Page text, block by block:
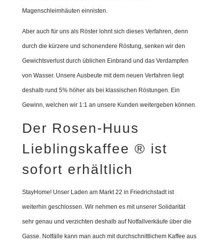
Magenschleimhäuten einnisten.
Aber auch für uns als Röster lohnt sich dieses Verfahren, denn
durch die kürzere und schonendere Röstung, senken wir den
Gewichtsverlust durch üblichen Einbrand und das Verdampfen
von Wasser. Unsere Ausbeute mit dem neuen Verfahren liegt
deshalb rund 5% höher als bei klassischen Röstungen. Ein
Gewinn, welchen wir 1:1 an unsere Kunden weitergeben können.
Der Rosen-Huus
Lieblingskaffee ® ist
sofort erhältlich
StayHome! Unser Laden am Markt 22 in Friedrichstadt ist
weiterhin geschlossen. Wir nehmen es mit unserer Solidarität
sehr genau und verzichten deshalb auf Notfallverkäufe über die
Gasse. Notfälle kann man auch mit durchschnittlichem Kaffee aus